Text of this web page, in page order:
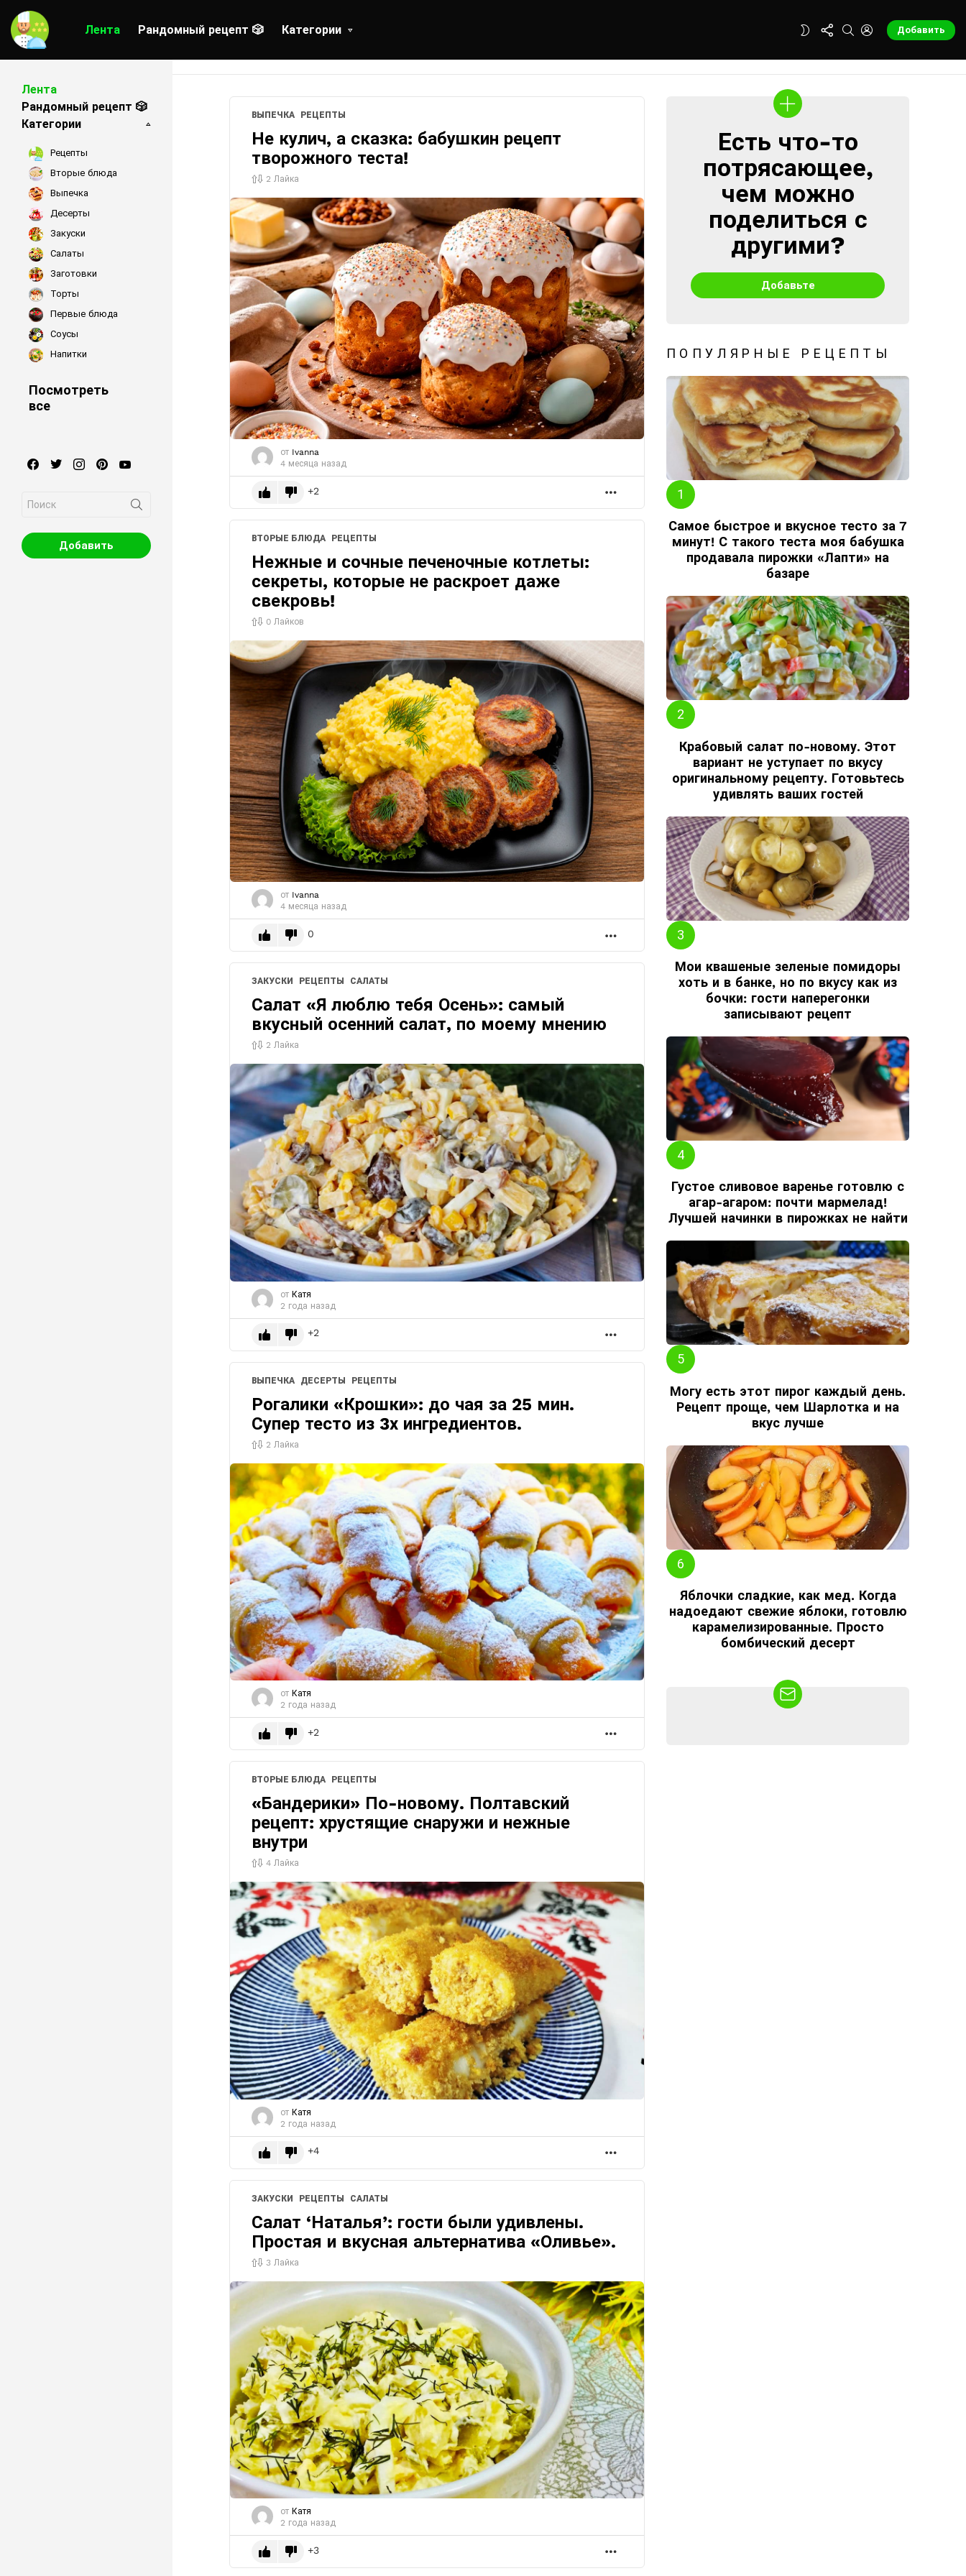
Лента Рандомный рецепт 🎲 Категории
SWITCH
SEARCHLOGIN Добавить
STORIES
ВЫПЕЧКА РЕЦЕПТЫ
Не кулич, а сказка: бабушкин рецепт
творожного теста!
2 Лайка
от Ivanna
4 месяца назад
2
ВТОРЫЕ БЛЮДА РЕЦЕПТЫ
Нежные и сочные печеночные котлеты:
секреты, которые не раскроет даже
свекровь!
0 Лайков
от Ivanna
4 месяца назад
0
ЗАКУСКИ РЕЦЕПТЫ САЛАТЫ
Салат «Я люблю тебя Осень»: самый
вкусный осенний салат, по моему мнению
2 Лайка
от Катя
2 года назад
2
ВЫПЕЧКА ДЕСЕРТЫ РЕЦЕПТЫ
Рогалики «Крошки»: до чая за 25 мин.
Супер тесто из 3х ингредиентов.
2 Лайка
от Катя
2 года назад
2
ВТОРЫЕ БЛЮДА РЕЦЕПТЫ
«Бандерики» По-новому. Полтавский
рецепт: хрустящие снаружи и нежные
внутри
4 Лайка
от Катя
2 года назад
4
ЗАКУСКИ РЕЦЕПТЫ САЛАТЫ
Салат ‘Наталья’: гости были удивлены.
Простая и вкусная альтернатива «Оливье».
3 Лайка
от Катя
2 года назад
3
CREATE
Есть что-то
потрясающее,
чем можно
поделиться с
другими?
Добавьте
ПОПУЛЯРНЫЕ РЕЦЕПТЫ
Самое быстрое и вкусное тесто за 7
минут! С такого теста моя бабушка
продавала пирожки «Лапти» на
базаре
Крабовый салат по-новому. Этот
вариант не уступает по вкусу
оригинальному рецепту. Готовьтесь
удивлять ваших гостей
Мои квашеные зеленые помидоры
хоть и в банке, но по вкусу как из
бочки: гости наперегонки
записывают рецепт
Густое сливовое варенье готовлю с
агар-агаром: почти мармелад!
Лучшей начинки в пирожках не найти
Могу есть этот пирог каждый день.
Рецепт проще, чем Шарлотка и на
вкус лучше
Яблочки сладкие, как мед. Когда
надоедают свежие яблоки, готовлю
карамелизированные. Просто
бомбический десерт
Лента
Рандомный рецепт 🎲
Категории
Рецепты
Вторые блюда
Выпечка
Десерты
Закуски
Салаты
Заготовки
Торты
Первые блюда
Соусы
Напитки
Посмотреть
все
facebooktwitterinstagrampinterest
for:
Добавить